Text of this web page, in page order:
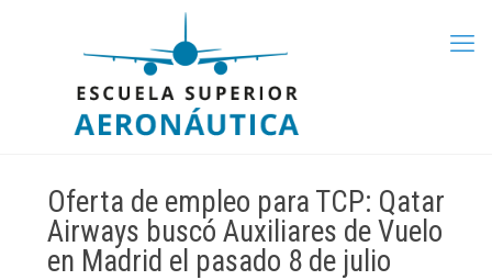
Oferta de empleo para TCP: Qatar
Airways buscó Auxiliares de Vuelo
en Madrid el pasado 8 de julio